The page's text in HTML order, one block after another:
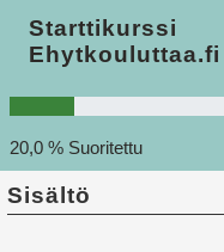
Starttikurssi
Ehytkouluttaa.fi
20,0 % Suoritettu
Sisältö